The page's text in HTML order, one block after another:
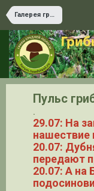
Галерея грибов
Пульс
.
29.07: На
нашествие
20.07:
передают
20.07: А на